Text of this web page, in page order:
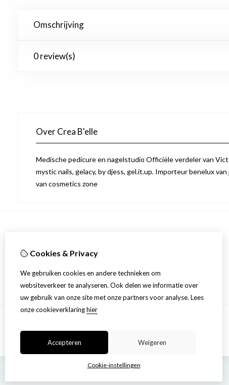
Omschrijving
0 review(s)
Over Crea B'elle
Medische pedicure en nagelstudio Officiële verdeler van
mystic nails, gelacy, by djess, gel.it.up. Importeur benelux
van cosmetics zone
Over ons
Algemene voorwaarden
Cookies & Privacy
We gebruiken cookies en andere technieken om
websiteverkeer te analyseren. Ook delen we informatie over
uw gebruik van onze site met onze partners voor analyse. Lees
onze cookieverklaringhier
Accepteren Weigeren
Cookie-instellingen